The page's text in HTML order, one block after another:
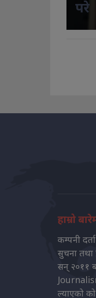
परे
हाम्रो
कम्पनी
सुचना तथा
सन् २०११
ल्याएको